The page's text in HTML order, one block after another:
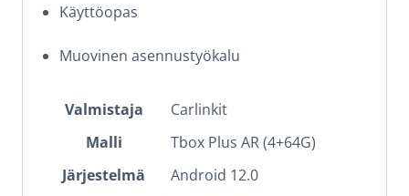
Käyttöopas
Muovinen asennustyökalu
Valmistaja
Carlinkit
Malli
Tbox Plus AR (4+64G)
Järjestelmä
Android 12.0